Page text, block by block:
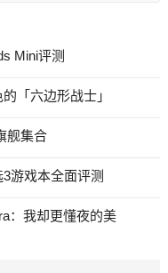
Mini评测
「六边形战士」
舰集合
游戏本全面评测
：我却更懂夜的美